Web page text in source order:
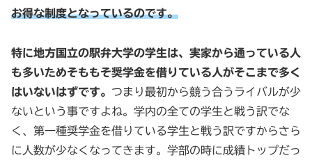
お得な制度となっているのです。
特に地方国立の駅弁大学の学生は、実家から通っている人
も多いためそももそ奨学金を借りている人がそこまで多く
はいないはずです。 つまり最初から競う合うライバルが少
ないという事ですよね。学内の全ての学生と戦う訳でな
く、第一種奨学金を借りている学生と戦う訳ですからさら
に人数が少なくなってきます。学部の時に成績トップだっ